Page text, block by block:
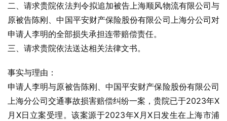
二、请求贵院依法判令拟追加被告上海顺风物流有限公司与
原被告陈刚、中国平安财产保险股份有限公司上海分公司对
申请人李明的全部损失承担连带赔偿责任。
三、请求贵院依法送达相关法律文书。
事实与理由：
申请人李明与原被告陈刚、中国平安财产保险股份有限公司
上海分公司交通事故损害赔偿纠纷一案，贵院已于2023年X
月X日立案受理。该案源于2023年X月X日发生在上海市浦